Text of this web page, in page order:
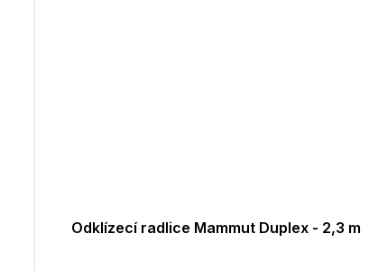
Odklízecí radlice Mammut Duplex - 2,3 m